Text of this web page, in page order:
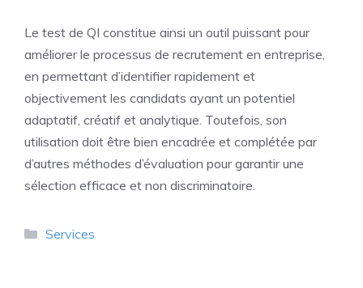
Le test de QI constitue ainsi un outil puissant pour
améliorer le processus de recrutement en entreprise,
en permettant d’identifier rapidement et
objectivement les candidats ayant un potentiel
adaptatif, créatif et analytique. Toutefois, son
utilisation doit être bien encadrée et complétée par
d’autres méthodes d’évaluation pour garantir une
sélection efficace et non discriminatoire.
Catégories
Services